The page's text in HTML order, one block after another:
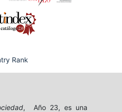
, Año 23, es una